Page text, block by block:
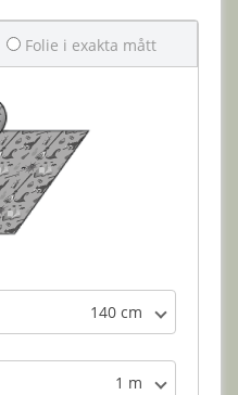
Folie i exakta mått
140 cm
1 m